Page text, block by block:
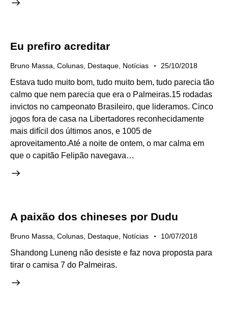
Eu prefiro acreditar
Bruno Massa, Colunas, Destaque, Notícias 25/10/2018
Estava tudo muito bom, tudo muito bem, tudo parecia tão
calmo que nem parecia que era o Palmeiras.15 rodadas
invictos no campeonato Brasileiro, que lideramos. Cinco
jogos fora de casa na Libertadores reconhecidamente
mais difícil dos últimos anos, e 1005 de
aproveitamento.Até a noite de ontem, o mar calma em
que o capitão Felipão navegava…
A paixão dos chineses por Dudu
Bruno Massa Colunas Destaque Notícias 10/07/2018
Shandong Luneng não desiste e faz nova proposta para
tirar o camisa 7 do Palmeiras.